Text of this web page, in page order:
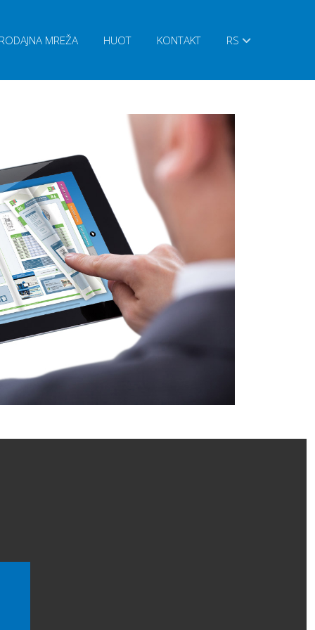
MREŽA HUOT KONTAKT RS